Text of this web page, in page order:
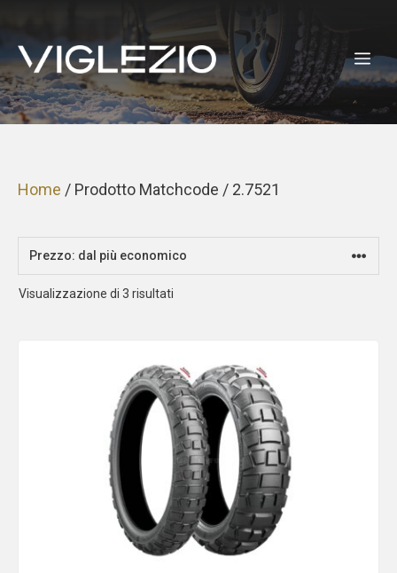
contenuto
Home / Prodotto Matchcode / 2.7521
Visualizzazione di 3 risultati